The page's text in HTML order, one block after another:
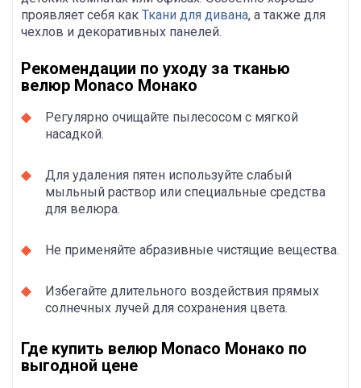
проявляет себя как Ткани для дивана, а также для
чехлов и декоративных панелей.
Рекомендации по уходу за тканью
велюр Monaco Монако
Регулярно очищайте пылесосом с мягкой
насадкой.
Для удаления пятен используйте слабый
мыльный раствор или специальные средства
для велюра.
Не применяйте абразивные чистящие вещества.
Избегайте длительного воздействия прямых
солнечных лучей для сохранения цвета.
Где купить велюр Monaco Монако по
выгодной цене